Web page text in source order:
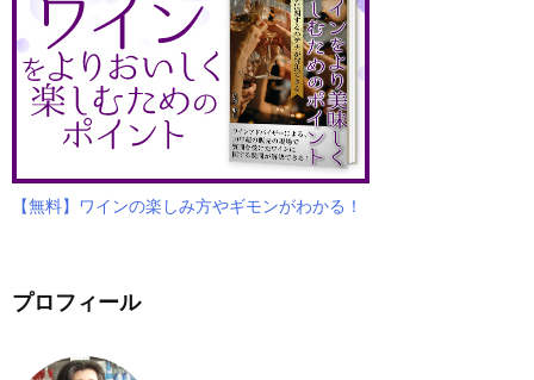
【無料】ワインの楽しみ方やギモンがわかる！
プロフィール